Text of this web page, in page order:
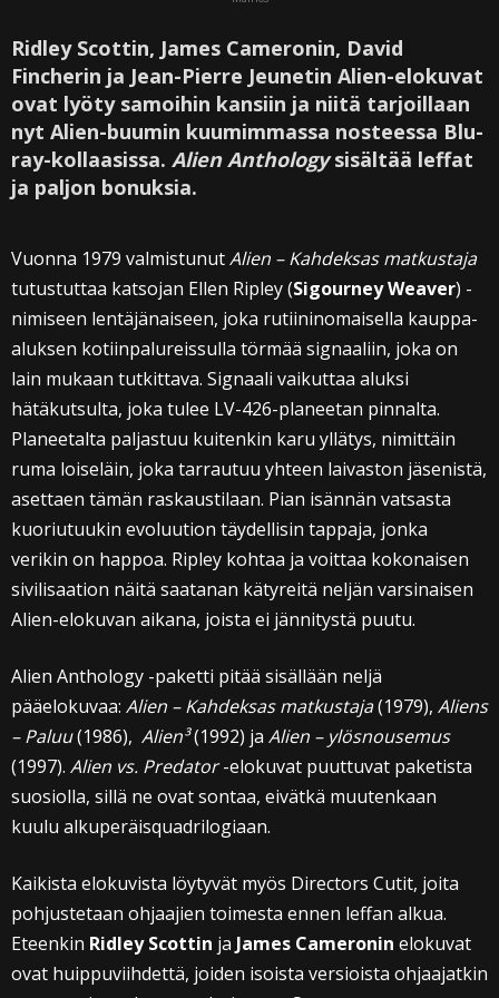
Ridley Scottin, James Cameronin, David
Fincherin ja Jean-Pierre Jeunetin Alien-elokuvat
ovat lyöty samoihin kansiin ja niitä tarjoillaan
nyt Alien-buumin kuumimmassa nosteessa Blu-
ray-kollaasissa. Alien Anthologysisältää leffat
ja paljon bonuksia.
Vuonna 1979 valmistunutAlien – Kahdeksas matkustaja
tutustuttaa katsojan Ellen Ripley (Sigourney Weaver) -
nimiseen lentäjänaiseen, joka rutiininomaisella kauppa-
aluksen kotiinpalureissulla törmää signaaliin, joka on
lain mukaan tutkittava. Signaali vaikuttaa aluksi
hätäkutsulta, joka tulee LV-426-planeetan pinnalta.
Planeetalta paljastuu kuitenkin karu yllätys, nimittäin
ruma loiseläin, joka tarrautuu yhteen laivaston jäsenistä,
asettaen tämän raskaustilaan. Pian isännän vatsasta
kuoriutuukin evoluution täydellisin tappaja, jonka
verikin on happoa. Ripley kohtaa ja voittaa kokonaisen
sivilisaation näitä saatanan kätyreitä neljän varsinaisen
Alien-elokuvan aikana, joista ei jännitystä puutu.
Alien Anthology -paketti pitää sisällään neljä
pääelokuvaa: Alien – Kahdeksas matkustaja(1979), Aliens
– Paluu(1986), Alien³(1992) ja Alien – ylösnousemus
(1997). Alien vs. Predator-elokuvat puuttuvat paketista
suosiolla, sillä ne ovat sontaa, eivätkä muutenkaan
kuulu alkuperäisquadrilogiaan.
Kaikista elokuvista löytyvät myös Directors Cutit, joita
pohjustetaan ohjaajien toimesta ennen leffan alkua.
Eteenkin Ridley Scottin ja James Cameronin elokuvat
ovat huippuviihdettä, joiden isoista versioista ohjaajatkin